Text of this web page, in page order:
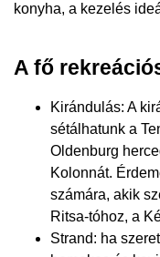
konyha, a kezelés
A fő
Kirándulás: A
sétálhatunk a
Oldenburg
Kolonnát.
számára, akik
Ritsa-tóhoz, a
Strand: ha